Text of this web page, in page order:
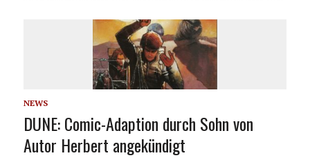
NEWS
DUNE: Comic-Adaption durch Sohn von
Autor Herbert angekündigt